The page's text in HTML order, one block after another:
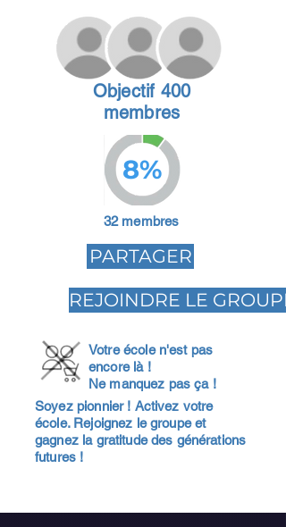
Objectif 400
membres
8%
32 membres
PARTAGER
REJOINDRE LE GROUPE
Votre école n'est pas
encore là !
Ne manquez pas ça !
Soyez pionnier ! Activez votre
école. Rejoignez le groupe et
gagnez la gratitude des générations
futures !